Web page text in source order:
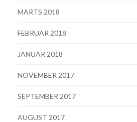
MARTS 2018
FEBRUAR 2018
JANUAR 2018
NOVEMBER 2017
SEPTEMBER 2017
AUGUST 2017